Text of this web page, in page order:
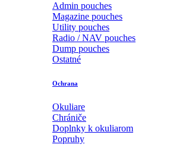
Admin pouches
Magazine pouches
Utility pouches
Radio / NAV pouches
Dump pouches
Ostatné
Ochrana
Okuliare
Chrániče
Doplnky k okuliarom
Popruhy